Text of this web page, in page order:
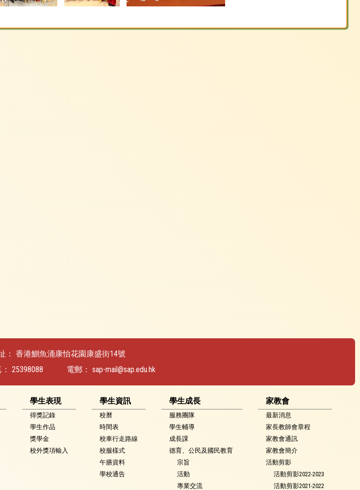
： 香港鰂魚涌康怡花園康盛街14號
25398088 電郵： sap-mail@sap.edu.hk
學生表現
得獎記錄
學生作品
獎學金
校外獎項輸入
學生資訊
校曆
時間表
校車行走路線
校服樣式
午膳資料
學校通告
學生成長
服務團隊
學生輔導
成長課
德育、公民及國民教育
宗旨
活動
專業交流
家教會
最新消息
家長教師會章程
家教會通訊
家教會簡介
活動剪影
活動剪影2022-2023
活動剪影2021-2022